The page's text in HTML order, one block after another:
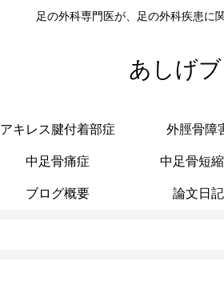
足の外科専門医が、足の外科疾患に
あしげ
アキレス腱付着部症 外脛骨障
中足骨痛症 中足骨短
ブログ概要 論文日記